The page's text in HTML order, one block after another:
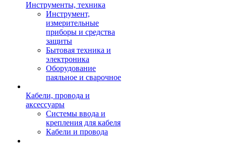
Инструменты, техника
Инструмент,
измерительные
приборы и средства
защиты
Бытовая техника и
электроника
Оборудование
паяльное и сварочное
Кабели, провода и
аксессуары
Системы ввода и
крепления для кабеля
Кабели и провода